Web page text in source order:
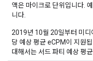
액은 마이크로 단위입니다.
니다.
2019년 10월 20일부터 미디
당 예상 평균 eCPM이 지원
대해서는 서드 파티 예상 평